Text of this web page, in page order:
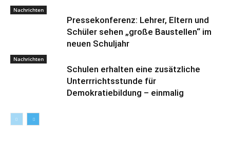
Nachrichten
Pressekonferenz: Lehrer, Eltern und
Schüler sehen „große Baustellen“ im
neuen Schuljahr
Nachrichten
Schulen erhalten eine zusätzliche
Unterrrichtsstunde für
Demokratiebildung – einmalig